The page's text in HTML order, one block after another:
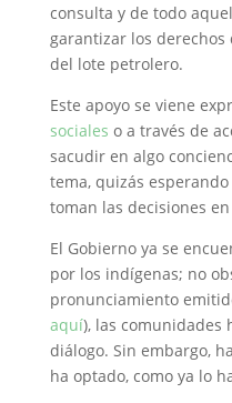
consulta y de todo
garantizar los
del lote petrolero.
Este apoyo se viene
sociales o a través de
sacudir en algo
tema, quizás
toman las decisiones
El Gobierno ya se
por los indígenas; no
pronunciamiento
aquí), las comunidades
diálogo. Sin embargo,
ha optado, como ya lo